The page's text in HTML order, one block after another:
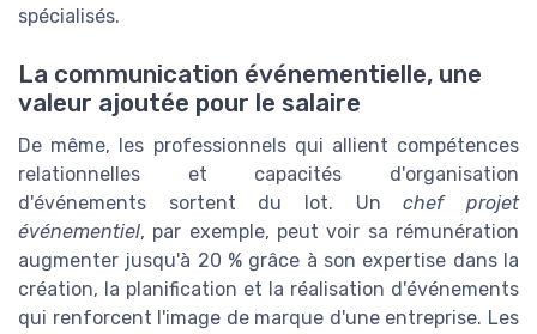
spécialisés.
La communication événementielle, une
valeur ajoutée pour le salaire
De même, les professionnels qui allient compétences
relationnelles et capacités d'organisation
d'événements sortent du lot. Unchef projet
événementiel, par exemple, peut voir sa rémunération
augmenter jusqu'à 20 % grâce à son expertise dans la
création, la planification et la réalisation d'événements
qui renforcent l'image de marque d'une entreprise. Les